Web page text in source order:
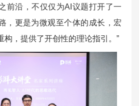
前沿，不仅仅为AI议题打开了一
，更是为微观至个体的成长，宏
构，提供了开创性的理论指引。”